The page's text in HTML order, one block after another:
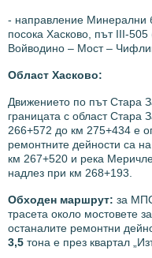
- направление Минерални
посока Хасково, път ІІІ-
Войводино – Мост –
Област Хасково:
Движението по път Стара
границата с област Стара
266+572 до км 275+434 е
ремонтните дейности са
км 267+520 и река
надлез при км 268+193.
Обходен маршрут: за
трасета около мостовете
останалите ремонтни
3,5 тона е през квартал